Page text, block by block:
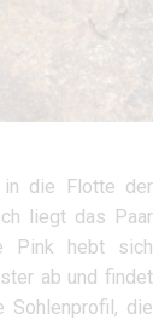
in die Flotte der
liegt das Paar
Pink hebt sich
ab und findet
Sohlenprofil, die